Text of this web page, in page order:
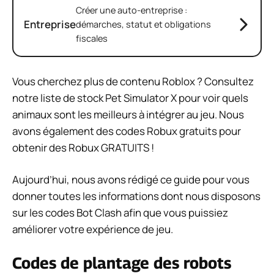
Entreprise
Créer une auto-entreprise :
démarches, statut et obligations
fiscales
Vous cherchez plus de contenu Roblox ? Consultez
notre liste de stock Pet Simulator X pour voir quels
animaux sont les meilleurs à intégrer au jeu. Nous
avons également des codes Robux gratuits pour
obtenir des Robux GRATUITS !
Aujourd’hui, nous avons rédigé ce guide pour vous
donner toutes les informations dont nous disposons
sur les codes Bot Clash afin que vous puissiez
améliorer votre expérience de jeu.
Codes de plantage des robots